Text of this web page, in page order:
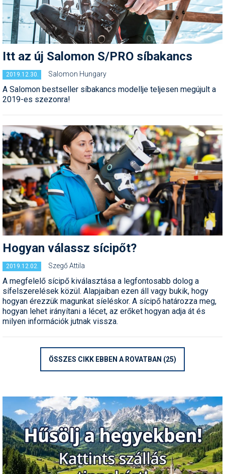
Síoktatás
Síruházat
Síszerviz
Sítechnika
Síugrás
Snowboardfelszerelés
Sportorvos
Szakértők
Szánkó
Szótárak
Telemark
Téli sportok
Termékajánló
Történelem
Túrasí
Utasbiztosítás
Utazási tippek
Itt az új Salomon S/PRO síbakancs
2019.12.30. Salomon Hungary
A Salomon bestseller síbakancs modellje teljesen megújult a
2019-es szezonra!
Hogyan válassz sícipőt?
2019.12.02. Szegő Attila
A megfelelő sícipő kiválasztása a legfontosabb dolog a
sífelszerelések közül. Alapjaiban ezen áll vagy bukik, hogy
hogyan érezzük magunkat síeléskor. A sícipő határozza meg,
hogyan lehet irányítani a lécet, az erőket hogyan adja át és
milyen információk jutnak vissza.
ÖSSZES CIKK EBBEN A ROVATBAN (25)